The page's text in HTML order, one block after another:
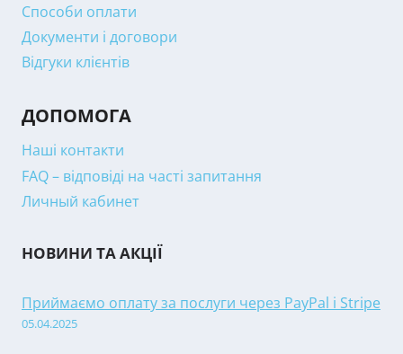
Способи оплати
Документи і договори
Відгуки клієнтів
ДОПОМОГА
Наші контакти
FAQ – відповіді на часті запитання
Личный кабинет
НОВИНИ ТА АКЦІЇ
Приймаємо оплату за послуги через PayPal і Stripe
05.04.2025